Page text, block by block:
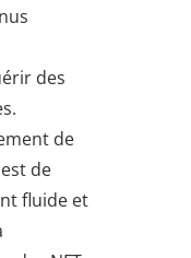
des
de
de
fluide et